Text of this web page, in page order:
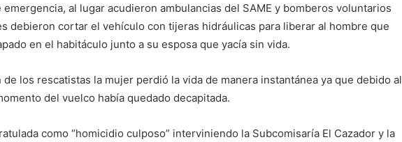
emergencia, al lugar acudieron ambulancias del SAME y bomberos voluntarios
debieron cortar el vehículo con tijeras hidráulicas para liberar al hombre que
en el habitáculo junto a su esposa que yacía sin vida.
los rescatistas la mujer perdió la vida de manera instantánea ya que debido al
del vuelco había quedado decapitada.
como “homicidio culposo” interviniendo la Subcomisaría El Cazador y la